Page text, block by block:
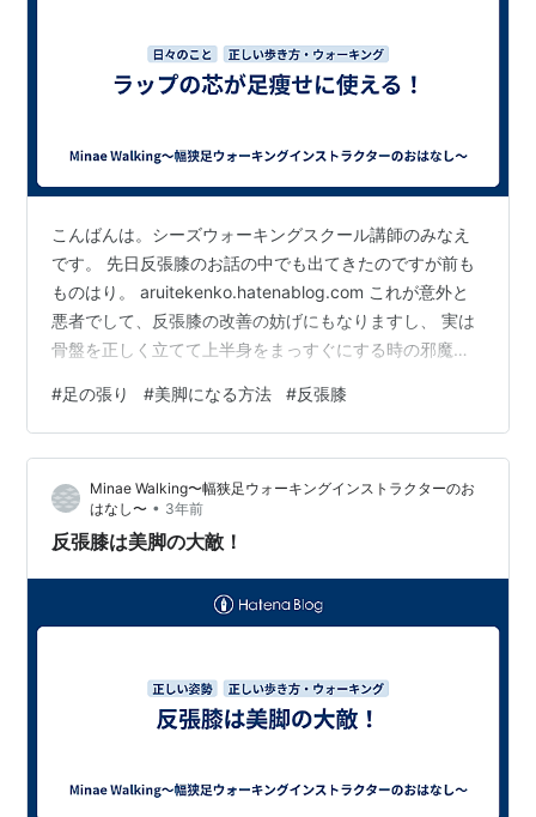
こんばんは。シーズウォーキングスクール講師のみなえ
です。 先日反張膝のお話の中でも出てきたのですが前も
ものはり。 aruitekenko.hatenablog.com これが意外と
悪者でして、反張膝の改善の妨げにもなりますし、 実は
骨盤を正しく立てて上半身をまっすぐにする時の邪魔者
手でモミモミしてみたり、コロコロローラーのようなも
のを 準備される方もいらっしゃいますが自宅にあるもの
（しかも捨てちゃうもの）でも 代用できます。それ
は・・・ ラップの芯！！！！ 長めのラップの芯よりは少
し短めタイプが個人的にはやりやすくてオススメ。 ラッ
プの芯で…
#足の張り #美脚になる方法 #反張膝
Minae Walking〜幅狭足ウォーキングインストラクターのお
はなし〜 • 3年前
反張膝は美脚の大敵！